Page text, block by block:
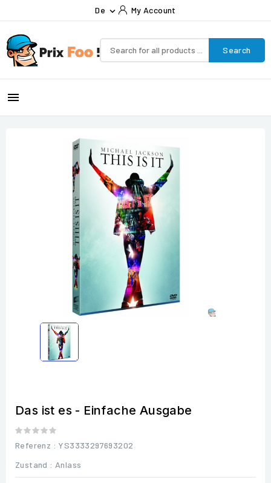
De  My Account
Search

Das ist es - Einfache Ausgabe
Referenz : YS3333297693202
Zustand : Anlass